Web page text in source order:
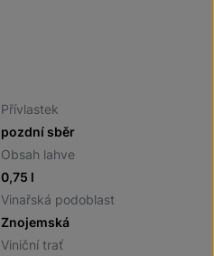
Přívlastek
pozdní sběr
Obsah lahve
0,75 l
Vinařská podoblast
Znojemská
Viniční trať